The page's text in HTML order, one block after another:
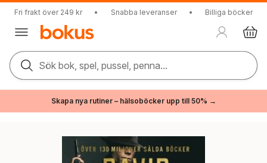
Fri frakt över 249 kr • Snabba leveranser • Billiga böcker
Sök bok, spel, pussel, penna...
Skapa nya rutiner – hälsoböcker upp till 50% →